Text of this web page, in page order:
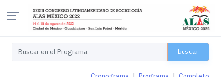
buscar